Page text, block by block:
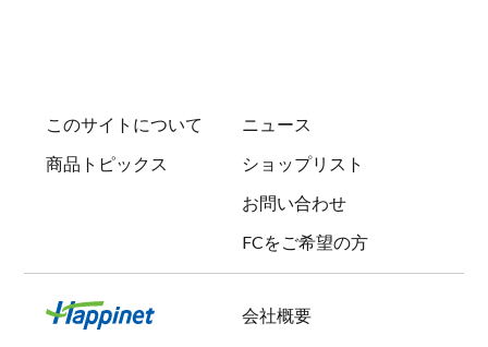
このサイトについて
ニュース
商品トピックス
ショップリスト
お問い合わせ
FCをご希望の方
会社概要